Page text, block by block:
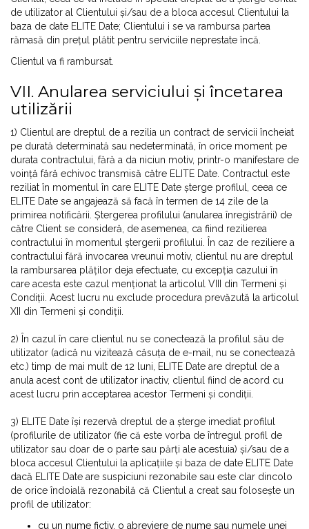
de utilizator al Clientului și/sau de a bloca accesul Clientului la
baza de date ELITE Date; Clientului i se va rambursa partea
rămasă din prețul plătit pentru serviciile neprestate încă.
Clientul va fi rambursat.
VII. Anularea serviciului și încetarea
utilizării
1) Clientul are dreptul de a rezilia un contract de servicii încheiat
pe durată determinată sau nedeterminată, în orice moment pe
durata contractului, fără a da niciun motiv, printr-o manifestare de
voință fără echivoc transmisă către ELITE Date. Contractul este
reziliat în momentul în care ELITE Date șterge profilul, ceea ce
ELITE Date se angajează să facă în termen de 14 zile de la
primirea notificării. Ștergerea profilului (anularea înregistrării) de
către Client se consideră, de asemenea, ca fiind rezilierea
contractului în momentul ștergerii profilului. În caz de reziliere a
contractului fără invocarea vreunui motiv, clientul nu are dreptul
la rambursarea plăților deja efectuate, cu excepția cazului în
care acesta este cazul menționat la articolul VIII din Termeni și
Condiții. Acest lucru nu exclude procedura prevăzută la articolul
XII din Termeni și condiții.
2) În cazul în care clientul nu se conectează la profilul său de
utilizator (adică nu vizitează căsuța de e-mail, nu se conectează
etc.) timp de mai mult de 12 luni, ELITE Date are dreptul de a
anula acest cont de utilizator inactiv, clientul fiind de acord cu
acest lucru prin acceptarea acestor Termeni și condiții.
3) ELITE Date își rezervă dreptul de a șterge imediat profilul
(profilurile de utilizator (fie că este vorba de întregul profil de
utilizator sau doar de o parte sau părți ale acestuia) și/sau de a
bloca accesul Clientului la aplicațiile și baza de date ELITE Date
dacă ELITE Date are suspiciuni rezonabile sau este clar dincolo
de orice îndoială rezonabilă că Clientul a creat sau folosește un
profil de utilizator:
cu un nume fictiv, o abreviere de nume sau numele unei